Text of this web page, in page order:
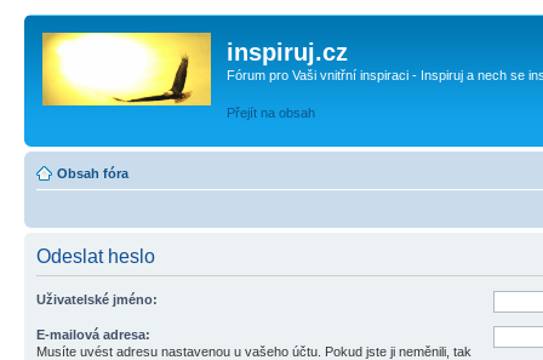
inspiruj.cz
Fórum pro Vaši vnitřní inspiraci - Inspiruj a nech se
Přejít na obsah
Obsah fóra
Odeslat heslo
Uživatelské jméno:
E-mailová adresa:
Musíte uvést adresu nastavenou u vašeho účtu. Pokud jste ji neměnili, tak